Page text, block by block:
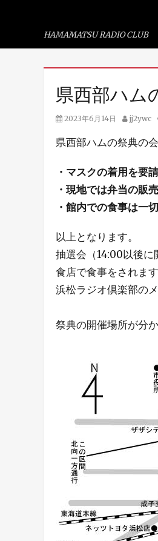
HAMAMATSU RADIO CLUB
県西部ハム
投
日
2023年6月14日
投
者
jj2ywc
県西部ハムの祭典の
・マスクの着用を要
・現地では弁当の販
・館内での食事は一
以上となります。
抽選会（14:00以後に
食店で食事をされま
浜松ラジオ倶楽部の
祭典の開催場所が分